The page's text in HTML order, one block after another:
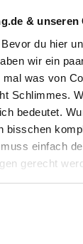
& unseren
du hier
wir ein
was von
Schlimmes.
bedeutet.
bisschen
einfach
gerecht
- Finde hier
Duale